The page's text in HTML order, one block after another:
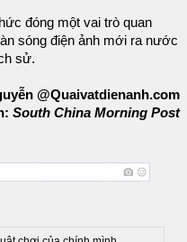
đóng một vai trò quan
sóng điện ảnh mới ra nước
sử.
@Quaivatdienanh.com
South China Morning Post